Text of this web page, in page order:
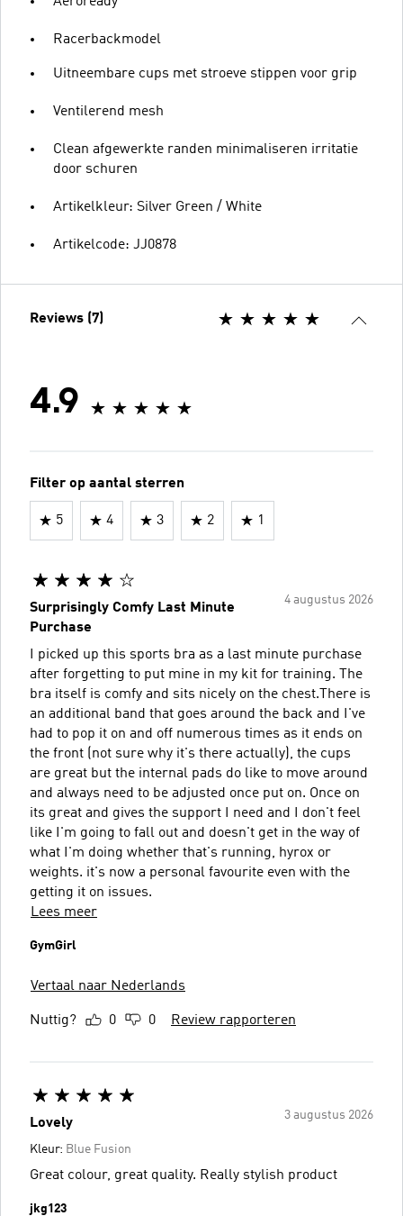
Racerbackmodel
Uitneembare cups met stroeve stippen voor grip
Ventilerend mesh
Clean afgewerkte randen minimaliseren irritatie
door schuren
Artikelkleur: Silver Green / White
Artikelcode: JJ0878
Reviews (7)
4.9
Filter op aantal sterren
5 4 3 2 1
4 augustus 2026
Surprisingly Comfy Last Minute
Purchase
I picked up this sports bra as a last minute purchase
after forgetting to put mine in my kit for training. The
bra itself is comfy and sits nicely on the chest.There is
an additional band that goes around the back and I've
had to pop it on and off numerous times as it ends on
the front (not sure why it's there actually), the cups
are great but the internal pads do like to move around
and always need to be adjusted once put on. Once on
its great and gives the support I need and I don't feel
like I'm going to fall out and doesn't get in the way of
what I'm doing whether that's running, hyrox or
weights. it's now a personal favourite even with the
getting it on issues.
Lees meer
GymGirl
Vertaal naar Nederlands
Nuttig? 0 0 Review rapporteren
3 augustus 2026
Lovely
Kleur: Blue Fusion
Great colour, great quality. Really stylish product
jkg123